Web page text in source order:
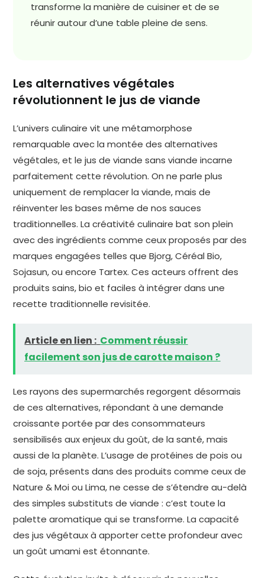
transforme la manière de cuisiner et de se
réunir autour d’une table pleine de sens.
Les alternatives végétales
révolutionnent le jus de viande
L’univers culinaire vit une métamorphose
remarquable avec la montée des alternatives
végétales, et le jus de viande sans viande incarne
parfaitement cette révolution. On ne parle plus
uniquement de remplacer la viande, mais de
réinventer les bases même de nos sauces
traditionnelles. La créativité culinaire bat son plein
avec des ingrédients comme ceux proposés par des
marques engagées telles que Bjorg, Céréal Bio,
Sojasun, ou encore Tartex. Ces acteurs offrent des
produits sains, bio et faciles à intégrer dans une
recette traditionnelle revisitée.
Article en lien : Comment réussir
facilement son jus de carotte maison ?
Les rayons des supermarchés regorgent désormais
de ces alternatives, répondant à une demande
croissante portée par des consommateurs
sensibilisés aux enjeux du goût, de la santé, mais
aussi de la planète. L’usage de protéines de pois ou
de soja, présents dans des produits comme ceux de
Nature & Moi ou Lima, ne cesse de s’étendre au-delà
des simples substituts de viande : c’est toute la
palette aromatique qui se transforme. La capacité
des jus végétaux à apporter cette profondeur avec
un goût umami est étonnante.